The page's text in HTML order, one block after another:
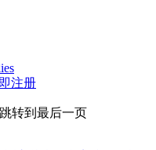
注册
转到最后一页